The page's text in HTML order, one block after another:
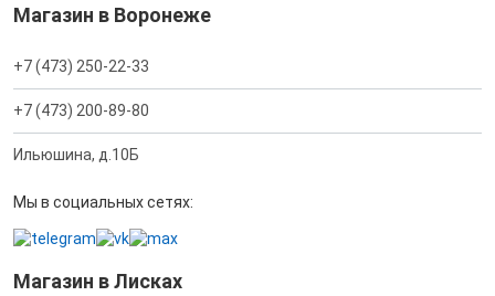
Магазин в Воронеже
+7 (473) 250-22-33
+7 (473) 200-89-80
Ильюшина, д.10Б
Мы в социальных сетях:
Магазин в Лисках